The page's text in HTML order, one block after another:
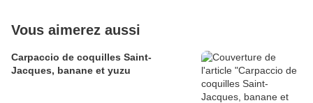
Vous aimerez aussi
Carpaccio de coquilles Saint-
Jacques, banane et yuzu